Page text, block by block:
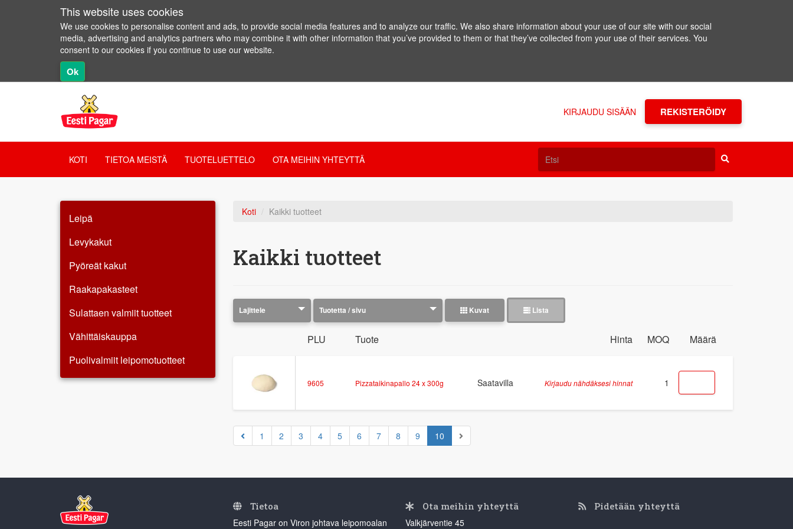
This website uses cookies
We use cookies to personalise content and ads, to provide social media features and to analyze our traffic. We also share information about your use of our site with our social
media, advertising and analytics partners who may combine it with other information that you’ve provided to them or that they’ve collected from your use of their services. You
consent to our cookies if you continue to use our website.
Ok
KIRJAUDU SISÄÄN REKISTERÖIDY
KOTI TIETOA MEISTÄ TUOTELUETTELO OTA MEIHIN YHTEYTTÄ
Leipä
Levykakut
Pyöreät kakut
Raakapakasteet
Sulattaen valmiit tuotteet
Vähittäiskauppa
Puolivalmiit leipomotuotteet
Koti Kaikki tuotteet
Kaikki tuotteet
Kuvat Lista
PLU Tuote Hinta MOQ Määrä
9605 Pizzataikinapallo 24 x 300g Saatavilla Kirjaudu nähdäksesi hinnat 1
1 2 3 4 5 6 7 8 9 10
Tietoa
Eesti Pagar on Viron johtava leipomoalan
Ota meihin yhteyttä
Valkjärventie 45
Pidetään yhteyttä